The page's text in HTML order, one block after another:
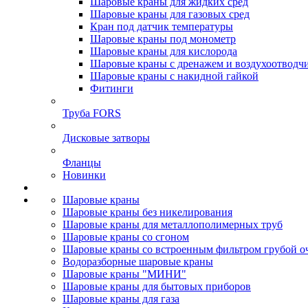
Шаровые краны для газовых сред
Кран под датчик температуры
Шаровые краны под монометр
Шаровые краны для кислорода
Шаровые краны с дренажем и
Шаровые краны с накидной гайкой
Фитинги
Труба FORS
Дисковые затворы
Фланцы
Новинки
Шаровые краны
Шаровые краны без никелирования
Шаровые краны для металлополимерных труб
Шаровые краны со сгоном
Шаровые краны со встроенным фильтром грубой
Водоразборные шаровые краны
Шаровые краны "МИНИ"
Шаровые краны для бытовых приборов
Шаровые краны для газа